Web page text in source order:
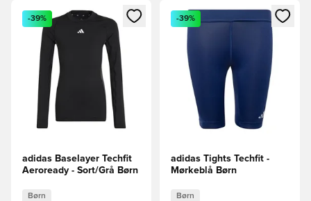
Åbner en Modal til at logge ind eller tilmelde dig som
-39%
adidas Baselayer Techfit
Aeroready - Sort/Grå Børn
Børn
Åbner en Modal til at logge
-39%
adidas Tights Techfit -
Mørkeblå Børn
Børn